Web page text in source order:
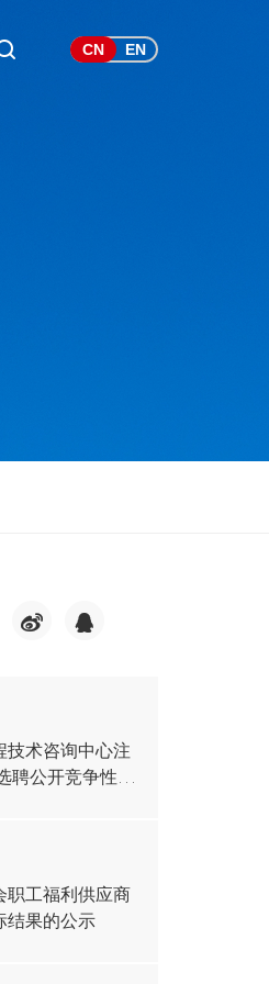
CN EN
技术咨询中心注
聘公开竞争性谈
职工福利供应商
结果的公示